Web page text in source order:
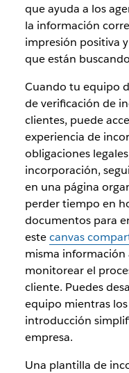
que ayuda a los
la información
impresión positiva
que están
Cuando tu equipo
de verificación de
clientes, puede
experiencia de
obligaciones
incorporación,
en una página
perder tiempo en
documentos para
estecanvas
misma información
monitorear el
cliente. Puedes
equipo mientras
introducción
empresa.
Una plantilla de